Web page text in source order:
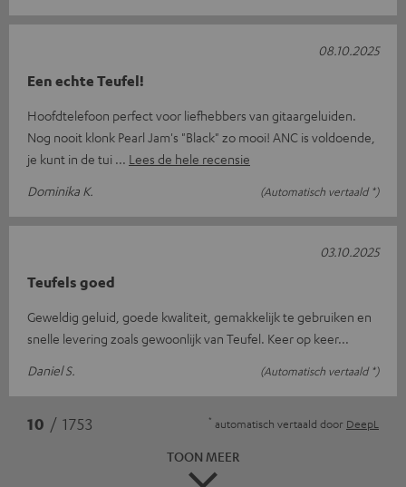
Een echte Teufel!
Hoofdtelefoon perfect voor liefhebbers van gitaargeluiden.
Nog nooit klonk Pearl Jam's "Black" zo mooi! ANC is voldoende,
je kunt in de tui
Lees de hele recensie
Dominika K.
(Automatisch vertaald *)
08.10.2025
Teufels goed
Geweldig geluid, goede kwaliteit, gemakkelijk te gebruiken en
snelle levering zoals gewoonlijk van Teufel. Keer op keer...
Daniel S.
(Automatisch vertaald *)
03.10.2025
10 / 1753 * automatisch vertaald door DeepL
TOON MEER